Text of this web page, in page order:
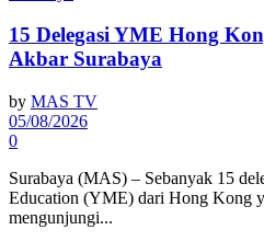
15 Delegasi YME Hong
Akbar Surabaya
by MAS TV
05/08/2026
0
Surabaya (MAS) – Sebanyak 15
Education (YME) dari Hong Kong
mengunjungi...